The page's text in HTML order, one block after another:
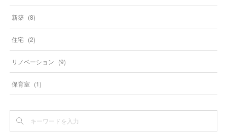
新築 (8)
住宅 (2)
リノベーション (9)
保育室 (1)